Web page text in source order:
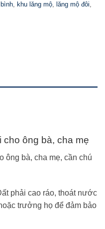
, khu lăng mộ, lăng mộ đôi,
ông bà, cha mẹ
ông bà, cha mẹ, cần chú
phải cao ráo, thoát nước
trưởng họ để đảm bảo